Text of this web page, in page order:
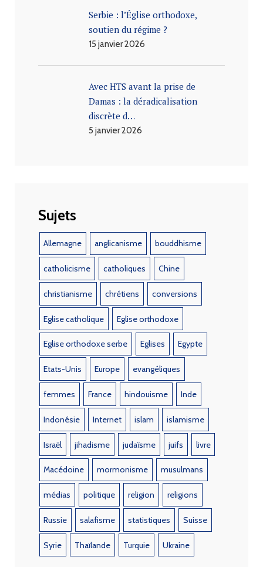
Serbie : l’Église orthodoxe,
soutien du régime ?
15 janvier 2026
Avec HTS avant la prise de
Damas : la déradicalisation
discrète d…
5 janvier 2026
Sujets
Allemagne anglicanisme bouddhisme
catholicisme catholiques Chine
christianisme chrétiens conversions
Eglise catholique Eglise orthodoxe
Eglise orthodoxe serbe Eglises Egypte
Etats-Unis Europe evangéliques
femmes France hindouisme Inde
Indonésie Internet islam islamisme
Israël jihadisme judaïsme juifs livre
Macédoine mormonisme musulmans
médias politique religion religions
Russie salafisme statistiques Suisse
Syrie Thaïlande Turquie Ukraine